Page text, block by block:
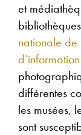
et
nationale de
d’information
différentes
les musées,
sont